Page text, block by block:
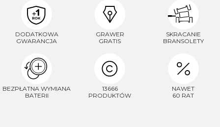
DODATKOWA
GWARANCJA
GRAWER
GRATIS
SKRACANIE
BRANSOLETY
BEZPŁATNA WYMIANA
BATERII
13666
PRODUKTÓW
NAWET
60 RAT